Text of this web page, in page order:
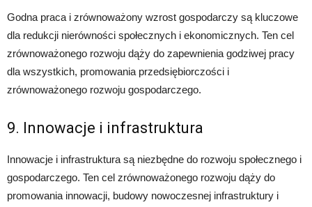
Godna praca i zrównoważony wzrost gospodarczy są kluczowe
dla redukcji nierówności społecznych i ekonomicznych. Ten cel
zrównoważonego rozwoju dąży do zapewnienia godziwej pracy
dla wszystkich, promowania przedsiębiorczości i
zrównoważonego rozwoju gospodarczego.
9. Innowacje i infrastruktura
Innowacje i infrastruktura są niezbędne do rozwoju społecznego i
gospodarczego. Ten cel zrównoważonego rozwoju dąży do
promowania innowacji, budowy nowoczesnej infrastruktury i